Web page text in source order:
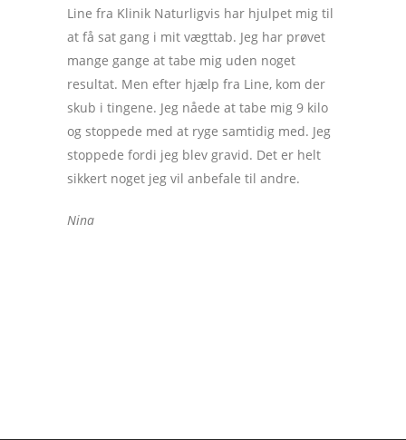
Line fra Klinik Naturligvis har hjulpet mig til
at få sat gang i mit vægttab. Jeg har prøvet
mange gange at tabe mig uden noget
resultat. Men efter hjælp fra Line, kom der
skub i tingene. Jeg nåede at tabe mig 9 kilo
og stoppede med at ryge samtidig med. Jeg
stoppede fordi jeg blev gravid. Det er helt
sikkert noget jeg vil anbefale til andre.
Nina